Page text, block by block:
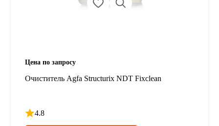
Цена по запросу
Очиститель Agfa Structurix NDT Fixclean
4.8
Рейтинг 4.8 из 5